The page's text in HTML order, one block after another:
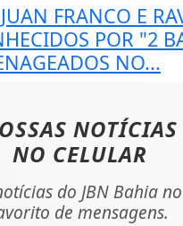
FRANCO E
POR "2
NO...
NOTÍCIAS
NO CELULAR
do JBN Bahia
de mensagens.